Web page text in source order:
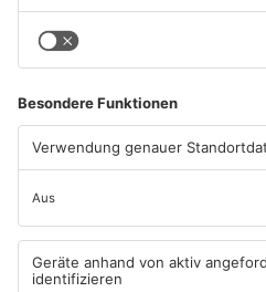
06.08.2026, 06:37 UHR IN
PRIMAVERALAND